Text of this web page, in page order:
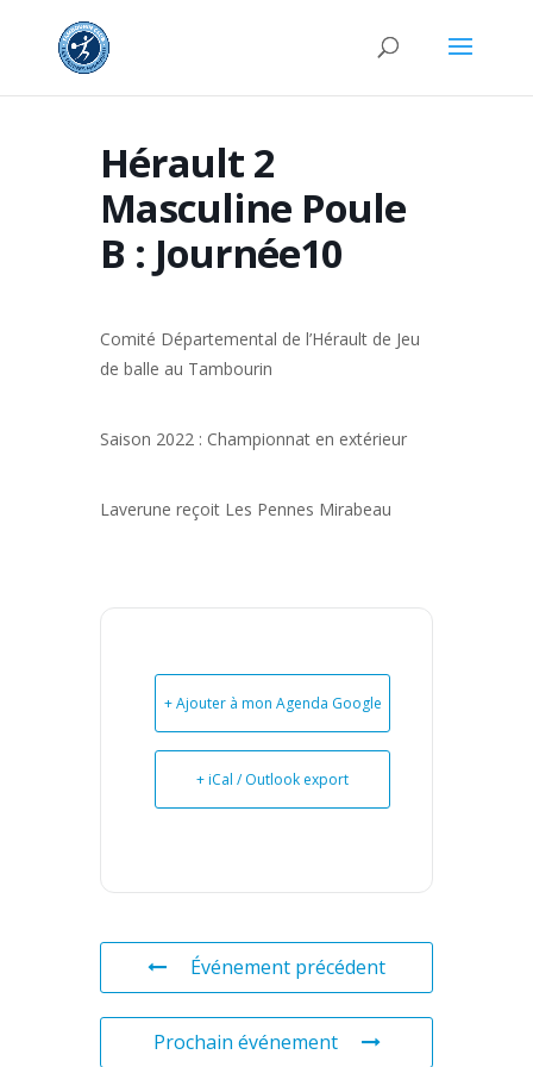
Hérault 2
Masculine Poule
B : Journée10
Comité Départemental de l’Hérault de Jeu
de balle au Tambourin
Saison 2022 : Championnat en extérieur
Laverune reçoit Les Pennes Mirabeau
+ Ajouter à mon Agenda Google
+ iCal / Outlook export
Événement précédent
Prochain événement